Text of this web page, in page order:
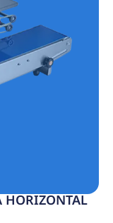
HORIZONTAL